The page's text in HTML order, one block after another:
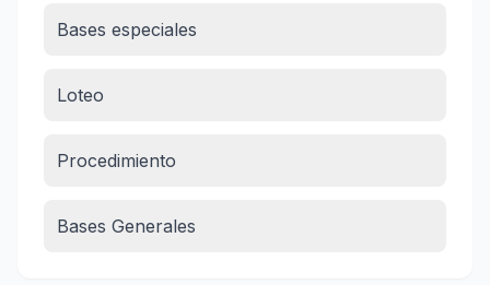
Bases especiales
Loteo
Procedimiento
Bases Generales